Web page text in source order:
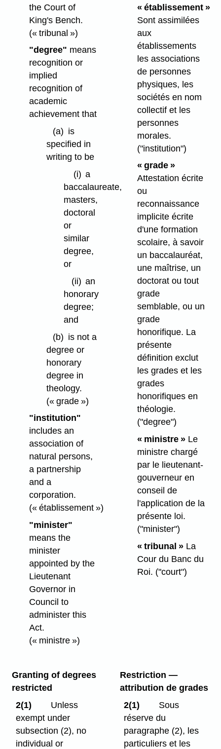
the Court of
King's Bench.
(« tribunal »)
"degree" means
recognition or
implied
recognition of
academic
achievement that
(a) is
specified in
writing to be
(i) a
baccalaureate,
masters,
doctoral
or
similar
degree,
or
(ii) an
honorary
degree;
and
(b) is not a
degree or
honorary
degree in
theology.
(« grade »)
"institution"
includes an
association of
natural persons,
a partnership
and a
corporation.
(« établissement »)
"minister"
means the
minister
appointed by the
Lieutenant
Governor in
Council to
administer this
Act.
(« ministre »)
« établissement »
Sont assimilées
aux
établissements
les associations
de personnes
physiques, les
sociétés en nom
collectif et les
personnes
morales.
("institution")
« grade »
Attestation écrite
ou
reconnaissance
implicite écrite
d'une formation
scolaire, à savoir
un baccalauréat,
une maîtrise, un
doctorat ou tout
grade
semblable, ou un
grade
honorifique. La
présente
définition exclut
les grades et les
grades
honorifiques en
théologie.
("degree")
« ministre »Le
ministre chargé
par le lieutenant-
gouverneur en
conseil de
l'application de la
présente loi.
("minister")
« tribunal »La
Cour du Banc du
Roi. ("court")
Granting of degrees
restricted
2(1)
Unless
exempt under
subsection (2), no
individual or
Restriction —
attribution de grades
2(1)
Sous
réserve du
paragraphe (2), les
particuliers et les